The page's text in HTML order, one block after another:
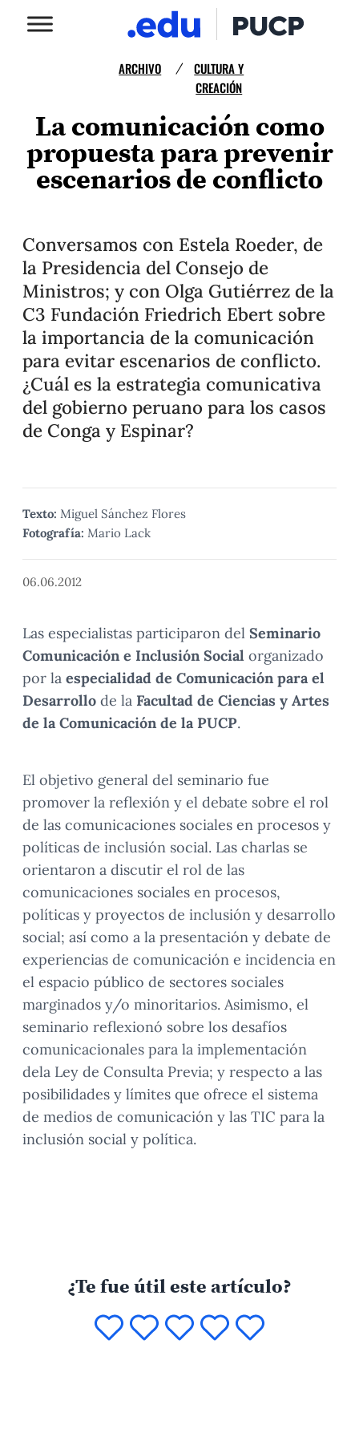
ARCHIVO /
CULTURA Y
CREACIÓN
La comunicación como
propuesta para prevenir
escenarios de conflicto
Conversamos con Estela Roeder, de
la Presidencia del Consejo de
Ministros; y con Olga Gutiérrez de la
C3 Fundación Friedrich Ebert sobre
la importancia de la comunicación
para evitar escenarios de conflicto.
¿Cuál es la estrategia comunicativa
del gobierno peruano para los casos
de Conga y Espinar?
Texto: Miguel Sánchez Flores
Fotografía: Mario Lack
06.06.2012
Las especialistas participaron del Seminario
Comunicación e Inclusión Social organizado
por la especialidad de Comunicación para el
Desarrollo de la Facultad de Ciencias y Artes
de la Comunicación de la PUCP.
El objetivo general del seminario fue
promover la reflexión y el debate sobre el rol
de las comunicaciones sociales en procesos y
políticas de inclusión social. Las charlas se
orientaron a discutir el rol de las
comunicaciones sociales en procesos,
políticas y proyectos de inclusión y desarrollo
social; así como a la presentación y debate de
experiencias de comunicación e incidencia en
el espacio público de sectores sociales
marginados y/o minoritarios. Asimismo, el
seminario reflexionó sobre los desafíos
comunicacionales para la implementación
dela Ley de Consulta Previa; y respecto a las
posibilidades y límites que ofrece el sistema
de medios de comunicación y las TIC para la
inclusión social y política.
¿Te fue útil este artículo?